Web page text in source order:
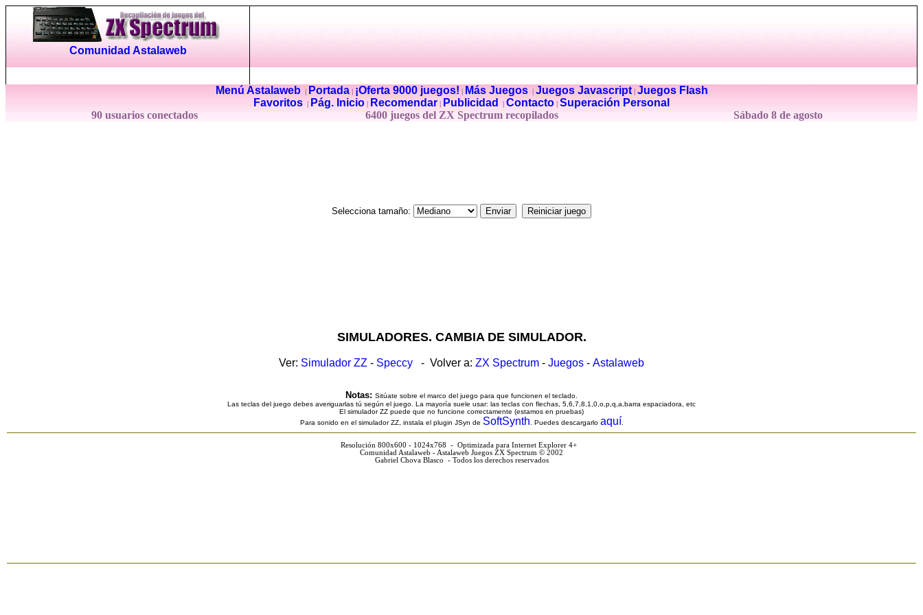
Comunidad Astalaweb
Menú Astalaweb| Portada| ¡Oferta 9000 juegos! Más Juegos| Juegos Javascript| Juegos Flash
Favoritos
Pág. Inicio Recomendar Publicidad Contacto Superación Personal
90 usuarios conectados
6400 juegos del ZX Spectrum recopilados Sábado 8 de agosto
Selecciona tamaño:
SIMULADORES. CAMBIA DE SIMULADOR.
Ver: Simulador ZZ - Speccy - Volver a: ZX Spectrum - Juegos - Astalaweb
Notas: Sitúate sobre el marco del juego para que funcionen el teclado.
Las teclas del juego debes averiguarlas tú según el juego. La mayoría suele usar: las teclas con flechas, 5,6,7,8,1,0,o,p,q,a,barra espaciadora, etc
El simulador ZZ puede que no funcione correctamente (estamos en pruebas)
Para sonido en el simulador ZZ, instala el plugin JSyn de SoftSynth . Puedes descargarlo aquí
Resolución 800x600 - 1024x768 - Optimizada para Internet Explorer 4+
Comunidad Astalaweb - Astalaweb Juegos ZX Spectrum © 2002
Gabriel Chova Blasco - Todos los derechos reservados